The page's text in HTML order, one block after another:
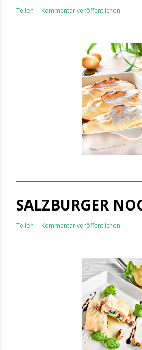
Teilen Kommentar veröffentlichen
SALZBURGER
Teilen Kommentar veröffentlichen